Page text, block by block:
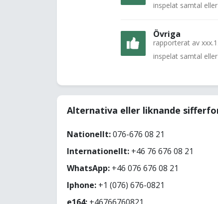
inspelat samtal
Övriga
rapporterat av
inspelat samtal
Alternativa eller liknande
Nationellt:076-676 08 21
Internationellt: +46 76 676 08 21
WhatsApp: +46 076 676 08 21
Iphone: +1 (076) 676-0821